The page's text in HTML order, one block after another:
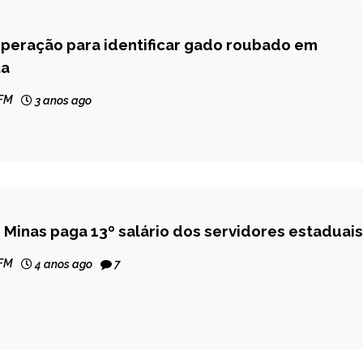
para identificar gado roubado em
3 anos ago
paga 13º salário dos servidores estaduais
4 anos ago 7